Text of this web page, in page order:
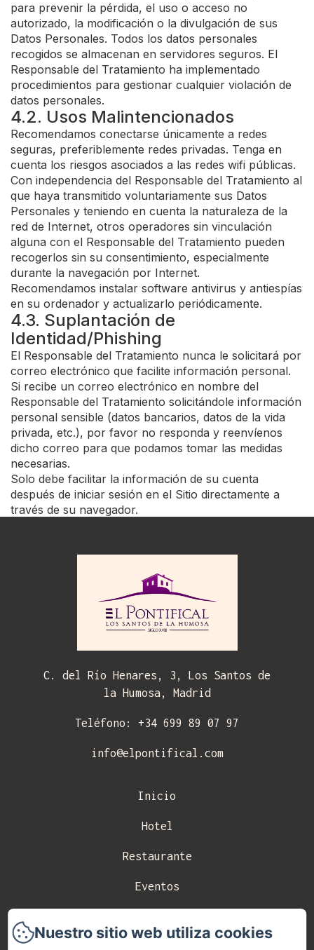
para prevenir la pérdida, el uso o acceso no
autorizado, la modificación o la divulgación de sus
Datos Personales. Todos los datos personales
recogidos se almacenan en servidores seguros. El
Responsable del Tratamiento ha implementado
procedimientos para gestionar cualquier violación de
datos personales.
4.2. Usos Malintencionados
Recomendamos conectarse únicamente a redes
seguras, preferiblemente redes privadas. Tenga en
cuenta los riesgos asociados a las redes wifi públicas.
Con independencia del Responsable del Tratamiento al
que haya transmitido voluntariamente sus Datos
Personales y teniendo en cuenta la naturaleza de la
red de Internet, otros operadores sin vinculación
alguna con el Responsable del Tratamiento pueden
recogerlos sin su consentimiento, especialmente
durante la navegación por Internet.
Recomendamos instalar software antivirus y antiespías
en su ordenador y actualizarlo periódicamente.
4.3. Suplantación de
Identidad/Phishing
El Responsable del Tratamiento nunca le solicitará por
correo electrónico que facilite información personal.
Si recibe un correo electrónico en nombre del
Responsable del Tratamiento solicitándole información
personal sensible (datos bancarios, datos de la vida
privada, etc.), por favor no responda y reenvíenos
dicho correo para que podamos tomar las medidas
necesarias.
Solo debe facilitar la información de su cuenta
después de iniciar sesión en el Sitio directamente a
través de su navegador.
C. del Río Henares, 3, Los Santos de
la Humosa, Madrid
Teléfono: +34 699 89 07 97
info@elpontifical.com
Inicio
Hotel
Restaurante
Eventos
Nuestro sitio web utiliza cookies